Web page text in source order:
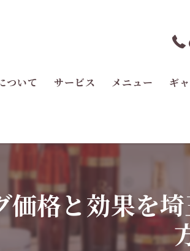
ついて サービス メニュー ギ
価格と効果を